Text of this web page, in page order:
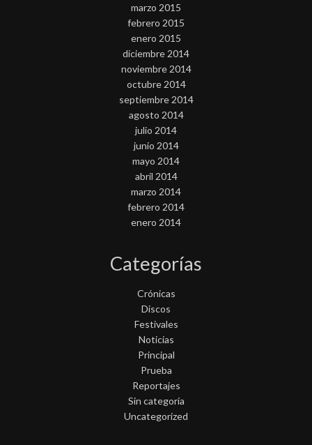
marzo 2015
febrero 2015
enero 2015
diciembre 2014
noviembre 2014
octubre 2014
septiembre 2014
agosto 2014
julio 2014
junio 2014
mayo 2014
abril 2014
marzo 2014
febrero 2014
enero 2014
Categorías
Crónicas
Discos
Festivales
Noticias
Principal
Prueba
Reportajes
Sin categoría
Uncategorized